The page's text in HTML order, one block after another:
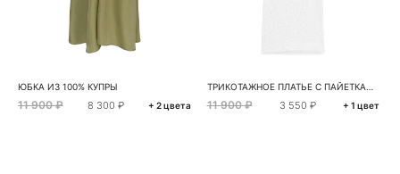
ЮБКА ИЗ 100% КУПРЫ
11 900 ₽ 8 300 ₽ + 2 цвета
ТРИКОТАЖНОЕ ПЛАТЬЕ С ПАЙЕТКАМИ
11 900 ₽ 3 550 ₽ + 1 цвет